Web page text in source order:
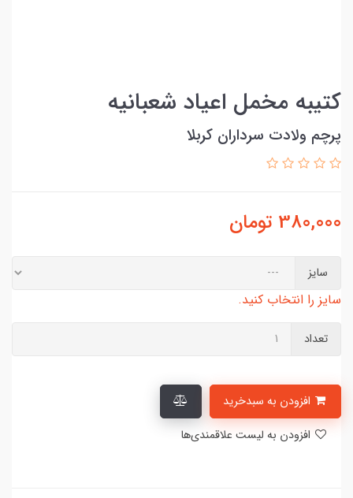
کتیبه مخمل اعیاد شعبانیه
پرچم ولادت سرداران کربلا
380,000 تومان
سایز
سایز را انتخاب کنید.
تعداد